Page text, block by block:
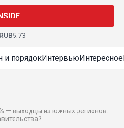
RUB5.73
и порядокИнтервьюИнтересное
— выходцы из южных регионов: